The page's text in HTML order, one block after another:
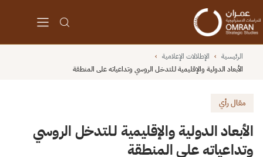
الرئيسية › الإطلالات الإعلامية ›
الأبعاد الدولية والإقليمية لـلتدخل الروسي وتداعياته على المنطقة
مقال رأي
الأبعاد الدولية والإقليمية لـلتدخل الروسي
وتداعياته على المنطقة